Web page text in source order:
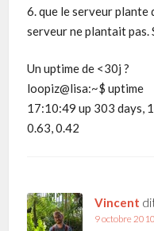
6. que le serveur plante
serveur ne plantait pas.
Un uptime de <30j ?
loopiz@lisa:~$ uptime
17:10:49 up 303 days,
0.63, 0.42
Vincent
9 octobre